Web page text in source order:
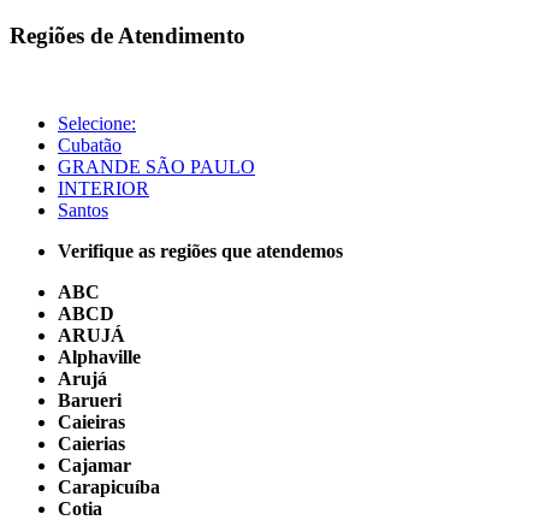
Regiões de Atendimento
Selecione:
Cubatão
GRANDE SÃO PAULO
INTERIOR
Santos
Verifique as regiões que atendemos
ABC
ABCD
ARUJÁ
Alphaville
Arujá
Barueri
Caieiras
Caierias
Cajamar
Carapicuíba
Cotia